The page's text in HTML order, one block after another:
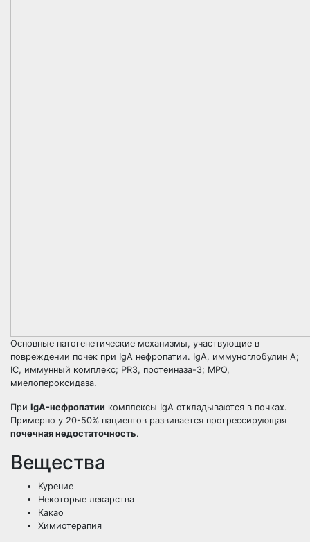
Основные патогенетические механизмы, участвующие в
повреждении почек при IgA нефропатии. IgA, иммуноглобулин А;
IC, иммунный комплекс; PR3, протеиназа-3; MPO,
миелопероксидаза.
При IgA-нефропатии комплексы IgA откладываются в почках.
Примерно у 20-50% пациентов развивается прогрессирующая
почечная недостаточность.
Вещества
Курение
Некоторые лекарства
Какао
Химиотерапия